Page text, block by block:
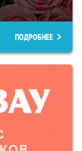
ПОДРОБНЕЕ